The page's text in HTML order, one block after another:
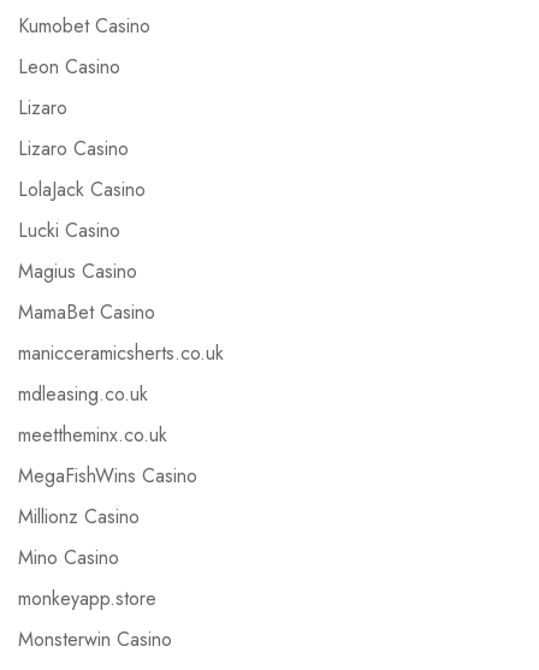
Kumobet Casino
Leon Casino
Lizaro
Lizaro Casino
LolaJack Casino
Lucki Casino
Magius Casino
MamaBet Casino
manicceramicsherts.co.uk
mdleasing.co.uk
meettheminx.co.uk
MegaFishWins Casino
Millionz Casino
Mino Casino
monkeyapp.store
Monsterwin Casino